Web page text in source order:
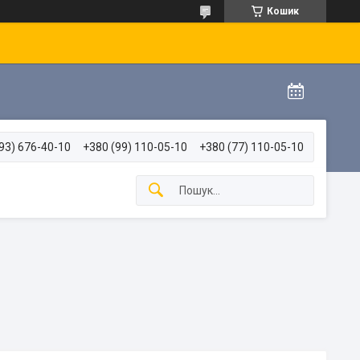
Кошик
676-40-10 +380 (99) 110-05-10 +380 (77) 110-05-10